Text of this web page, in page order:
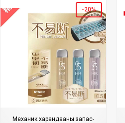
-20%
Механик харандааны запас-